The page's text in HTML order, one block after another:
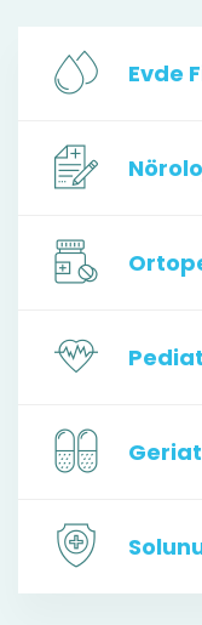
Evde